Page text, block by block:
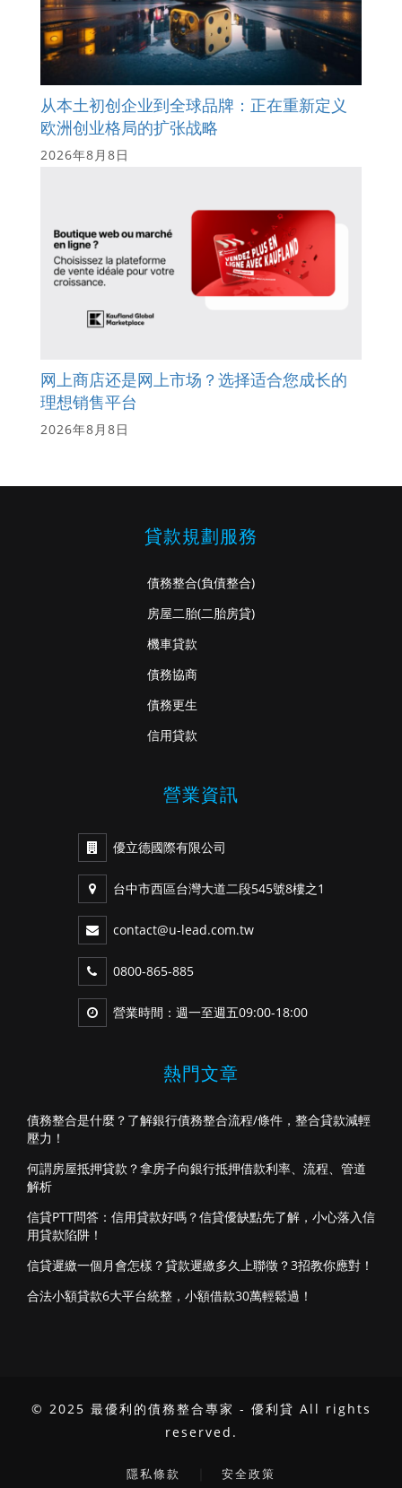
从本土初创企业到全球品牌：正在重新定义
欧洲创业格局的扩张战略
2026年8月8日
网上商店还是网上市场？选择适合您成长的
理想销售平台
2026年8月8日
貸款規劃服務
債務整合(負債整合)
房屋二胎(二胎房貸)
機車貸款
債務協商
債務更生
信用貸款
營業資訊
優立德國際有限公司
台中市西區台灣大道二段545號8樓之1
contact@u-lead.com.tw
0800-865-885
營業時間：週一至週五09:00-18:00
熱門文章
債務整合是什麼？了解銀行債務整合流程/條件，整合貸款減輕
壓力！
何謂房屋抵押貸款？拿房子向銀行抵押借款利率、流程、管道
解析
信貸PTT問答：信用貸款好嗎？信貸優缺點先了解，小心落入信
用貸款陷阱！
信貸遲繳一個月會怎樣？貸款遲繳多久上聯徵？3招教你應對！
合法小額貸款6大平台統整，小額借款30萬輕鬆過！
© 2025 最優利的債務整合專家 - 優利貸 All rights
reserved.
隱私條款 安全政策